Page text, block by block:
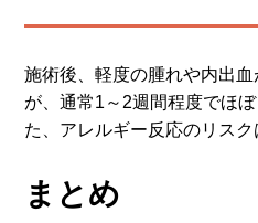
施術後、軽度の腫れや内出
が、通常1～2週間程度でほ
た、アレルギー反応のリスク
まとめ